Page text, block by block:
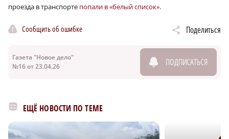
проезда в транспорте попали в «белый список».
Сообщить об ошибке Поделиться
Газета "Новое дело"
№16 от 23.04.26
ПОДПИСАТЬСЯ
ЕЩЁ НОВОСТИ ПО ТЕМЕ